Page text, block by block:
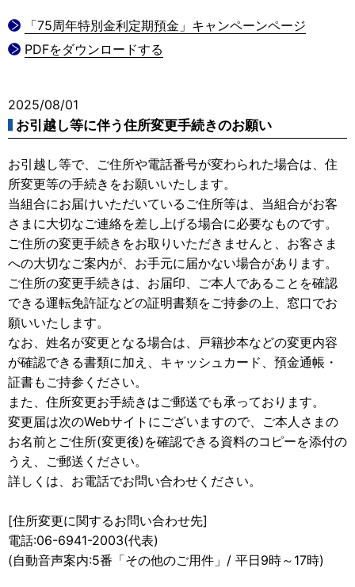
「75周年特別金利定期預金」キャンペーンページ
PDFをダウンロードする
2025/08/01
お引越し等に伴う住所変更手続きのお願い
お引越し等で、ご住所や電話番号が変わられた場合は、住
所変更等の手続きをお願いいたします。
当組合にお届けいただいているご住所等は、当組合がお客
さまに大切なご連絡を差し上げる場合に必要なものです。
ご住所の変更手続きをお取りいただきませんと、お客さま
への大切なご案内が、お手元に届かない場合があります。
ご住所の変更手続きは、お届印、ご本人であることを確認
できる運転免許証などの証明書類をご持参の上、窓口でお
願いいたします。
なお、姓名が変更となる場合は、戸籍抄本などの変更内容
が確認できる書類に加え、キャッシュカード、預金通帳・
証書もご持参ください。
また、住所変更お手続きはご郵送でも承っております。
変更届は次のWebサイトにございますので、ご本人さまの
お名前とご住所(変更後)を確認できる資料のコピーを添付の
うえ、ご郵送ください。
詳しくは、お電話でお問い合わせください。
[住所変更に関するお問い合わせ先]
電話:06-6941-2003(代表)
(自動音声案内:5番「その他のご用件」/ 平日9時～17時)